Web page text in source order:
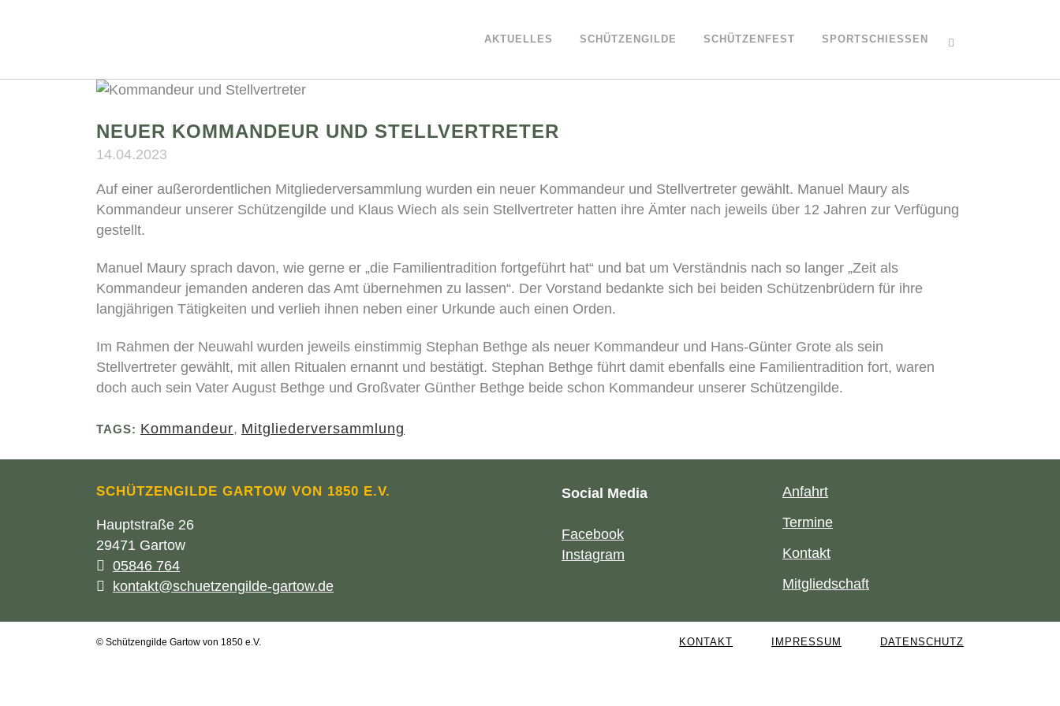
AKTUELLES SCHÜTZENGILDE SCHÜTZENFEST SPORTSCHIESSEN
NEUER KOMMANDEUR UND STELLVERTRETER
14.04.2023
Auf einer außerordentlichen Mitgliederversammlung wurden ein neuer Kommandeur und Stellvertreter gewählt. Manuel Maury als
Kommandeur unserer Schützengilde und Klaus Wiech als sein Stellvertreter hatten ihre Ämter nach jeweils über 12 Jahren zur Verfügung
gestellt.
Manuel Maury sprach davon, wie gerne er „die Familientradition fortgeführt hat“ und bat um Verständnis nach so langer „Zeit als
Kommandeur jemanden anderen das Amt übernehmen zu lassen“. Der Vorstand bedankte sich bei beiden Schützenbrüdern für ihre
langjährigen Tätigkeiten und verlieh ihnen neben einer Urkunde auch einen Orden.
Im Rahmen der Neuwahl wurden jeweils einstimmig Stephan Bethge als neuer Kommandeur und Hans-Günter Grote als sein
Stellvertreter gewählt, mit allen Ritualen ernannt und bestätigt. Stephan Bethge führt damit ebenfalls eine Familientradition fort, waren
doch auch sein Vater August Bethge und Großvater Günther Bethge beide schon Kommandeur unserer Schützengilde.
TAGS: Kommandeur, Mitgliederversammlung
SCHÜTZENGILDE GARTOW VON 1850 E.V.
Hauptstraße 26
29471 Gartow
05846 764
kontakt@schuetzengilde-gartow.de
Social Media
Facebook
Instagram
Anfahrt
Termine
Kontakt
Mitgliedschaft
© Schützengilde Gartow von 1850 e.V. KONTAKT IMPRESSUM DATENSCHUTZ